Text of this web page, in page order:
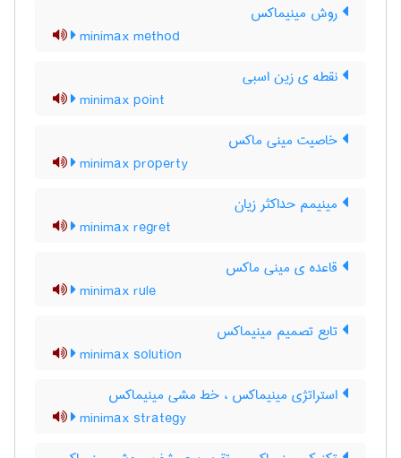
روش مینیماکس
minimax method
نقطه ی زین اسبی
minimax point
خاصیت مینی ماکس
minimax property
مینیمم حداکثر زیان
minimax regret
قاعده ی مینی ماکس
minimax rule
تابع تصمیم مینیماکس
minimax solution
استراتژی مینیماکس ، خط مشی مینیماکس
minimax strategy